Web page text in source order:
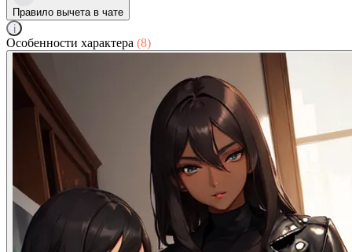
Правило вычета в чате
i
Особенности характера (8)